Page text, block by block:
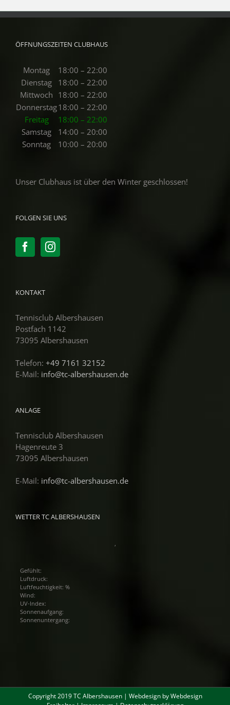
ÖFFNUNGSZEITEN CLUBHAUS
Montag
18:00 – 22:00
Dienstag
18:00 – 22:00
Mittwoch 18:00 – 22:00
Donnerstag18:00 – 22:00
Freitag
18:00 – 22:00
Samstag
14:00 – 20:00
Sonntag
10:00 – 20:00
Unser Clubhaus ist über den Winter geschlossen!
FOLGEN SIE UNS
KONTAKT
Tennisclub Albershausen
Postfach 1142
73095 Albershausen
Telefon: +49 7161 32152
E-Mail: info@tc-albershausen.de
ANLAGE
Tennisclub Albershausen
Hagenreute 3
73095 Albershausen
E-Mail: info@tc-albershausen.de
WETTER TC ALBERSHAUSEN
,
Gefühlt:
Luftdruck:
Luftfeuchtigkeit: %
Wind:
UV-Index:
Sonnenaufgang:
Sonnenuntergang:
Copyright 2019 TC Albershausen | Webdesign byWebdesign